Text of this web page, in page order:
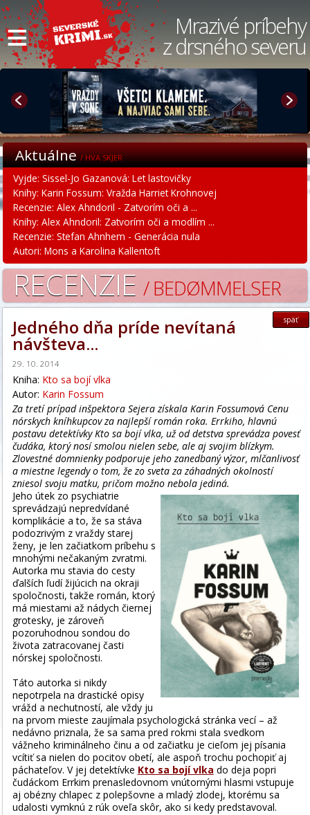
≡ Mrazivé príbehy
z drsného severu
Aktuálne/ HVA SKJER
Vyjde: Sissel-Jo Gazanová: Let lastovičky
Knihy: Karin Fossum: Vražda Harriet Krohnovej
Recenzie: Alex Ahndoril - Zatvorím oči a ...
Knihy: Alex Ahndoril: Zatvorím oči a modlím ...
Recenzie: Stefan Ahnhem - Generácia nula
Autori: Mons a Karolina Kallentoft
RECENZIE/ BEDØMMELSER
späť
Jedného dňa príde nevítaná
návšteva...
29. 10. 2014
Kniha: Kto sa bojí vlka
Autor: Karin Fossum
Za tretí prípad inšpektora Sejera získala Karin Fossumová Cenu
nórskych kníhkupcov za najlepší román roka. Errkiho, hlavnú
postavu detektívky Kto sa bojí vlka, už od detstva sprevádza povesť
čudáka, ktorý nosí smolou nielen sebe, ale aj svojim blízkym.
Zlovestné domnienky podporuje jeho zanedbaný výzor, mlčanlivosť
a miestne legendy o tom, že zo sveta za záhadných okolností
zniesol svoju matku, pričom možno nebola jediná.
Jeho útek zo psychiatrie
sprevádzajú nepredvídané
komplikácie a to, že sa stáva
podozrivým z vraždy starej
ženy, je len začiatkom príbehu s
mnohými nečakaným zvratmi.
Autorka mu stavia do cesty
ďalších ľudí žijúcich na okraji
spoločnosti, takže román, ktorý
má miestami až nádych čiernej
grotesky, je zároveň
pozoruhodnou sondou do
života zatracovanej časti
nórskej spoločnosti.
Táto autorka si nikdy
nepotrpela na drastické opisy
vrážd a nechutností, ale vždy ju
na prvom mieste zaujímala psychologická stránka vecí – až
nedávno priznala, že sa sama pred rokmi stala svedkom
vážneho kriminálneho činu a od začiatku je cieľom jej písania
vcítiť sa nielen do pocitov obetí, ale aspoň trochu pochopiť aj
páchateľov. V jej detektívke Kto sa bojí vlka do deja popri
čudáckom Errkim prenasledovnom vnútornými hlasmi vstupuje
aj obézny chlapec z polepšovne a mladý zlodej, ktorému sa
udalosti vymknú z rúk oveľa skôr, ako si kedy predstavoval.